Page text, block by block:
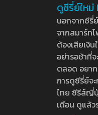
ดูซีรี่ย์ให
นอกจากซีรี่
จากสมาร์ท
ต้องเสียเงิ
อย่ารอช้าที่
ตลอด อยา
การดูซีรี่ย์จ
ไทย ซีรีส์ญี่ปุ่
เดือน ดูแล้